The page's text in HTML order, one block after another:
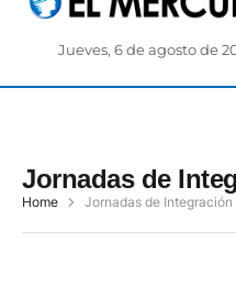
Jueves, 6 de agosto de
Jornadas de
Home Jornadas de Integración